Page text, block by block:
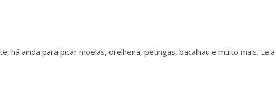
há ainda para picar moelas, orelheira, petingas, bacalhau e muito mais. Leia